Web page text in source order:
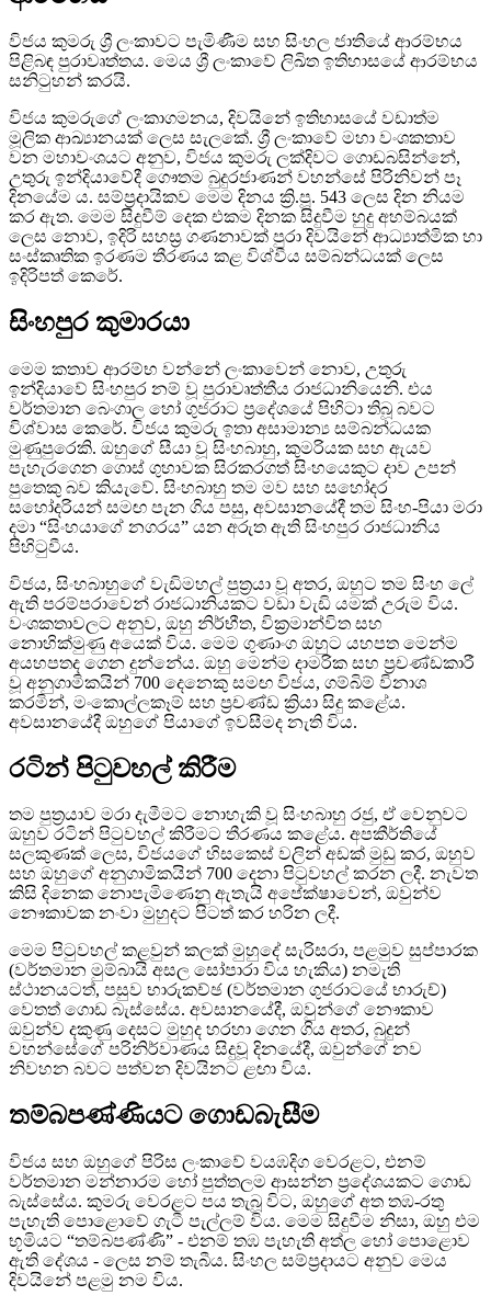
විජය කුමරු ශ්‍රී ලංකාවට පැමිණීම සහ සිංහල ජාතියේ ආරම්භය
පිළිබඳ පුරාවෘත්තය. මෙය ශ්‍රී ලංකාවේ ලිඛිත ඉතිහාසයේ ආරම්භය
සනිටුහන් කරයි.
විජය කුමරුගේ ලංකාගමනය, දිවයිනේ ඉතිහාසයේ වඩාත්ම
මූලික ආඛ්‍යානයක් ලෙස සැලකේ. ශ්‍රී ලංකාවේ මහා වංශකතාව
වන මහාවංශයට අනුව, විජය කුමරු ලක්දිවට ගොඩබසින්නේ,
උතුරු ඉන්දියාවේදී ගෞතම බුදුරජාණන් වහන්සේ පිරිනිවන් පෑ
දිනයේම ය. සම්ප්‍රදායිකව මෙම දිනය ක්‍රි.පූ. 543 ලෙස දින නියම
කර ඇත. මෙම සිදුවීම් දෙක එකම දිනක සිදුවීම හුදු අහම්බයක්
ලෙස නොව, ඉදිරි සහස්‍ර ගණනාවක් පුරා දිවයිනේ ආධ්‍යාත්මික හා
සංස්කෘතික ඉරණම තීරණය කළ විශ්වීය සම්බන්ධයක් ලෙස
ඉදිරිපත් කෙරේ.
සිංහපුර කුමාරයා
මෙම කතාව ආරම්භ වන්නේ ලංකාවෙන් නොව, උතුරු
ඉන්දියාවේ සිංහපුර නම් වූ පුරාවෘත්තීය රාජධානියෙනි. එය
වර්තමාන බෙංගාල හෝ ගුජරාට ප්‍රදේශයේ පිහිටා තිබූ බවට
විශ්වාස කෙරේ. විජය කුමරු ඉතා අසාමාන්‍ය සම්බන්ධයක
මුණුපුරෙකි. ඔහුගේ සීයා වූ සිංහබාහු, කුමරියක සහ ඇයව
පැහැරගෙන ගොස් ගුහාවක සිරකරගත් සිංහයෙකුට දාව උපන්
පුතෙකු බව කියැවේ. සිංහබාහු තම මව සහ සහෝදර
සහෝදරියන් සමඟ පැන ගිය පසු, අවසානයේදී තම සිංහ-පියා මරා
දමා “සිංහයාගේ නගරය” යන අරුත ඇති සිංහපුර රාජධානිය
පිහිටුවීය.
විජය, සිංහබාහුගේ වැඩිමහල් පුත්‍රයා වූ අතර, ඔහුට තම සිංහ ලේ
ඇති පරම්පරාවෙන් රාජධානියකට වඩා වැඩි යමක් උරුම විය.
වංශකතාවලට අනුව, ඔහු නිර්භීත, වික්‍රමාන්විත සහ
නොහික්මුණු අයෙක් විය. මෙම ගුණාංග ඔහුට යහපත මෙන්ම
අයහපතද ගෙන දුන්නේය. ඔහු මෙන්ම දාමරික සහ ප්‍රචණ්ඩකාරී
වූ අනුගාමිකයින් 700 දෙනෙකු සමඟ විජය, ගම්බිම් විනාශ
කරමින්, මංකොල්ලකෑම් සහ ප්‍රචණ්ඩ ක්‍රියා සිදු කළේය.
අවසානයේදී ඔහුගේ පියාගේ ඉවසීමද නැති විය.
රටින් පිටුවහල් කිරීම
තම පුත්‍රයාව මරා දැමීමට නොහැකි වූ සිංහබාහු රජු, ඒ වෙනුවට
ඔහුව රටින් පිටුවහල් කිරීමට තීරණය කළේය. අපකීර්තියේ
සලකුණක් ලෙස, විජයගේ හිසකෙස් වලින් අඩක් මුඩු කර, ඔහුව
සහ ඔහුගේ අනුගාමිකයින් 700 දෙනා පිටුවහල් කරන ලදී. නැවත
කිසි දිනෙක නොපැමිණෙනු ඇතැයි අපේක්ෂාවෙන්, ඔවුන්ව
නෞකාවක නංවා මුහුදට පිටත් කර හරින ලදී.
මෙම පිටුවහල් කළවුන් කලක් මුහුදේ සැරිසරා, පළමුව සුප්පාරක
(වර්තමාන මුම්බායි අසල සෝපාරා විය හැකිය) නමැති
ස්ථානයටත්, පසුව භාරුකච්ඡ (වර්තමාන ගුජරාටයේ භාරුච්)
වෙතත් ගොඩ බැස්සේය. අවසානයේදී, ඔවුන්ගේ නෞකාව
ඔවුන්ව දකුණු දෙසට මුහුද හරහා ගෙන ගිය අතර, බුදුන්
වහන්සේගේ පරිනිර්වාණය සිදුවූ දිනයේදී, ඔවුන්ගේ නව
නිවහන බවට පත්වන දිවයිනට ළඟා විය.
තම්බපණ්ණියට ගොඩබැසීම
විජය සහ ඔහුගේ පිරිස ලංකාවේ වයඹදිග වෙරළට, එනම්
වර්තමාන මන්නාරම හෝ පුත්තලම ආසන්න ප්‍රදේශයකට ගොඩ
බැස්සේය. කුමරු වෙරළට පය තැබූ විට, ඔහුගේ අත තඹ-රතු
පැහැති පොළොවේ ගැටී පැල්ලම් විය. මෙම සිදුවීම නිසා, ඔහු එම
භූමියට “තම්බපණ්ණි” - එනම් තඹ පැහැති අත්ල හෝ පොළොව
ඇති දේශය - ලෙස නම් තැබීය. සිංහල සම්ප්‍රදායට අනුව මෙය
දිවයිනේ පළමු නම විය.